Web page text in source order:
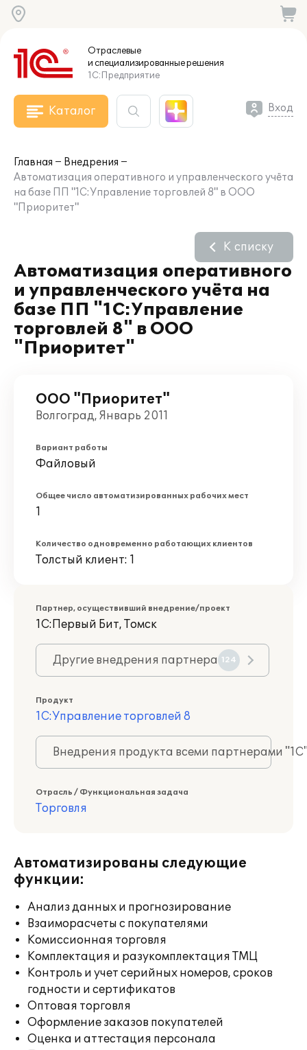
Отраслевые
и специализированныерешения
1С:Предприятие
Каталог Вход
Главная
Внедрения
Автоматизация оперативного и управленческого учёта
на базе ПП "1С:Управление торговлей 8" в ООО
"Приоритет"
Автоматизация оперативного
и управленческого учёта на
базе ПП "1С:Управление
торговлей 8" в ООО
"Приоритет"
К списку
ООО "Приоритет"
Волгоград, Январь 2011
Вариант работы
Файловый
Общее число автоматизированных рабочих мест
1
Количество одновременно работающих клиентов
Толстый клиент: 1
Партнер, осуществивший внедрение/проект
1С:Первый Бит, Томск
Другие внедрения партнера 124
Продукт
1С:Управление торговлей 8
Внедрения продукта всеми партнерами
Отрасль / Функциональная задача
Торговля
Автоматизированы следующие
функции:
Анализ данных и прогнозирование
Взаиморасчеты с покупателями
Комиссионная торговля
Комплектация и разукомплектация ТМЦ
Контроль и учет серийных номеров, сроков
годности и сертификатов
Оптовая торговля
Оформление заказов покупателей
Оценка и аттестация персонала